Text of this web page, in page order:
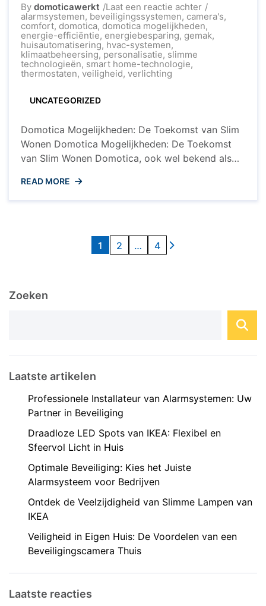
By domoticawerkt Laat een reactie achterop
Ontdek
de
Veelzijdige
Domotica
alarmsystemen, beveiligingssystemen, camera's,
comfort, domotica, domotica mogelijkheden,
energie-efficiëntie, energiebesparing, gemak,
huisautomatisering, hvac-systemen,
klimaatbeheersing, personalisatie, slimme
technologieën, smart home-technologie,
thermostaten, veiligheid, verlichting
UNCATEGORIZED
Domotica Mogelijkheden: De Toekomst van Slim
Wonen Domotica Mogelijkheden: De Toekomst
van Slim Wonen Domotica, ook wel bekend als
aan mogelijkheden om uw huis slimmer en
efficiënter te maken. Van het automatiseren van
domotica stelt u in ...
READ MORE
1 2 … 4
Zoeken
Laatste artikelen
Professionele Installateur van Alarmsystemen: Uw
Partner in Beveiliging
Draadloze LED Spots van IKEA: Flexibel en
Sfeervol Licht in Huis
Optimale Beveiliging: Kies het Juiste
Alarmsysteem voor Bedrijven
Ontdek de Veelzijdigheid van Slimme Lampen van
IKEA
Veiligheid in Eigen Huis: De Voordelen van een
Beveiligingscamera Thuis
Laatste reacties